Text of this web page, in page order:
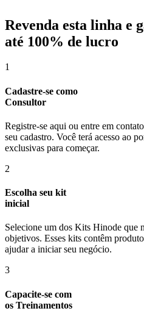
Revenda esta linha e
até 100% de lucro
1
Cadastre-se como
Consultor
Registre-se aqui ou entre em
seu cadastro. Você terá acesso ao
exclusivas para começar.
2
Escolha seu kit
inicial
Selecione um dos Kits Hinode que
objetivos. Esses kits contêm
ajudar a iniciar seu negócio.
3
Capacite-se com
os Treinamentos